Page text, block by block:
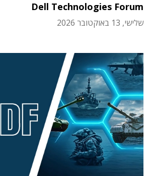
Dell Technologies Forum
שלישי, 13 באוקטובר 2026